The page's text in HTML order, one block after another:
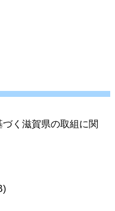
づく滋賀県の取組に関